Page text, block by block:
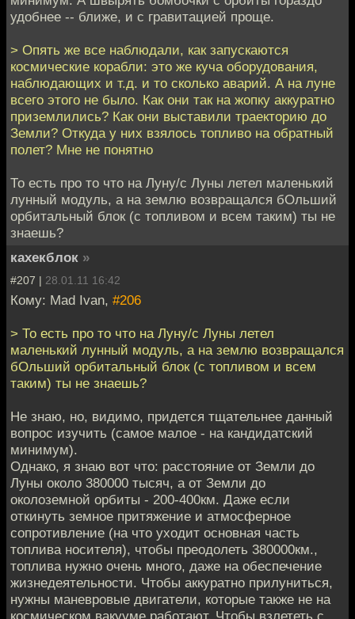
удобнее -- ближе, и с гравитацией проще.
> Опять же все наблюдали, как запускаются
космические корабли: это же куча оборудования,
наблюдающих и т.д. и то сколько аварий. А на луне
всего этого не было. Как они так на жопку аккуратно
приземлились? Как они выставили траекторию до
Земли? Откуда у них взялось топливо на обратный
полет? Мне не понятно
То есть про то что на Луну/с Луны летел маленький
лунный модуль, а на землю возвращался бОльший
орбитальный блок (с топливом и всем таким) ты не
знаешь?
кахекблок »
#207 | 28.01.11 16:42
Кому: Mad Ivan, #206
> То есть про то что на Луну/с Луны летел
маленький лунный модуль, а на землю возвращался
бОльший орбитальный блок (с топливом и всем
таким) ты не знаешь?
Не знаю, но, видимо, придется тщательнее данный
вопрос изучить (самое малое - на кандидатский
минимум).
Однако, я знаю вот что: расстояние от Земли до
Луны около 380000 тысяч, а от Земли до
околоземной орбиты - 200-400км. Даже если
откинуть земное притяжение и атмосферное
сопротивление (на что уходит основная часть
топлива носителя), чтобы преодолеть 380000км.,
топлива нужно очень много, даже на обеспечение
жизнедеятельности. Чтобы аккуратно прилуниться,
нужны маневровые двигатели, которые также не на
космическом вакууме работают. Чтобы взлететь с